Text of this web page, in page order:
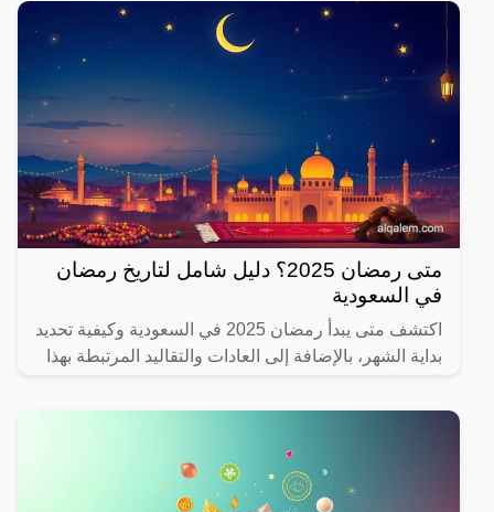
متى رمضان 2025؟ دليل شامل لتاريخ رمضان
في السعودية
اكتشف متى يبدأ رمضان 2025 في السعودية وكيفية تحديد
بداية الشهر، بالإضافة إلى العادات والتقاليد المرتبطة بهذا